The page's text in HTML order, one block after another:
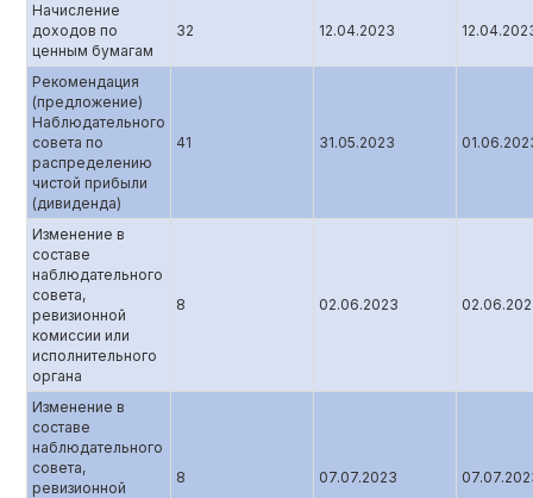
Начисление
доходов по
ценным бумагам
32 12.04.2023
Рекомендация
(предложение)
Наблюдательного
совета по
распределению
чистой прибыли
(дивиденда)
41 31.05.2023
Изменение в
составе
наблюдательного
совета,
ревизионной
комиссии или
исполнительного
органа
8 02.06.2023
Изменение в
составе
наблюдательного
совета,
ревизионной
8 07.07.2023